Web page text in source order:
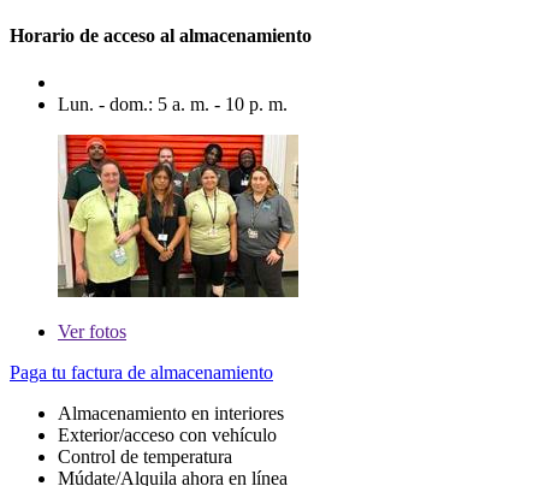
Horario de acceso al almacenamiento
Lun. - dom.: 5 a. m. - 10 p. m.
Verfotos
Paga tu factura de almacenamiento
Almacenamiento en interiores
Exterior/acceso con vehículo
Control de temperatura
Múdate/Alquila ahora en línea